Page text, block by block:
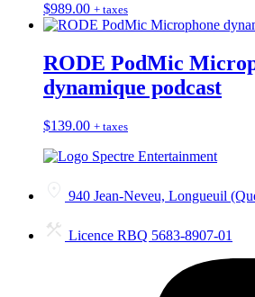
$989.00 + taxes
RODE PodMic
dynamique podcast
$139.00 + taxes
940 Jean-Neveu, Longueuil
Licence RBQ 5683-8907-01